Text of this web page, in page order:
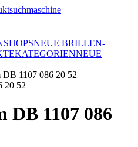
SHOPSNEUE BRILLEN-
KATEGORIENNEUE
1107 086 20 52
DB 1107 086